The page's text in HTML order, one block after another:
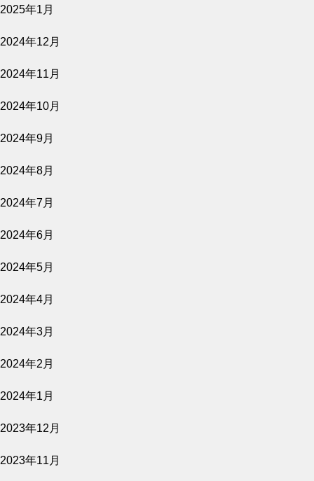
バナ穴 BANA＿ANA
2026年8月7日～9月17日
愛し合ってるかい？ 忌野清志郎が教えてく
平行と垂直
2025年1月
2024年12月
2024年11月
2024年10月
2024年9月
2024年8月
2024年7月
2024年6月
2024年5月
2024年4月
2024年3月
2024年2月
2024年1月
2023年12月
2023年11月